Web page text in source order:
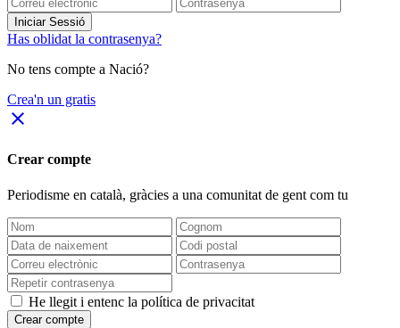
Iniciar Sessió
Has oblidat la contrasenya?
No tens compte a Nació?
Crea'n un gratis
close
Crear compte
Periodisme en català, gràcies a una comunitat de gent com tu
He llegit i entenc la política de privacitat
Crear compte